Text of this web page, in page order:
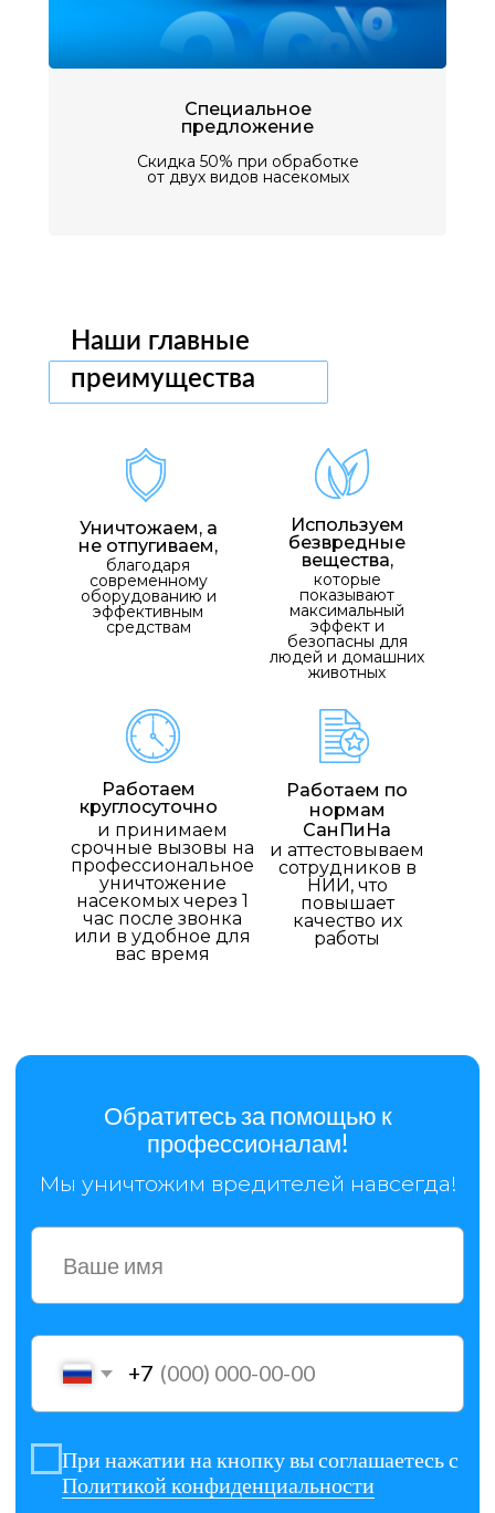
Специальное
предложение
Скидка 50% при обработке
от двух видов насекомых
Наши главные
преимущества
Уничтожаем, а
не отпугиваем,
Используем
безвредные
вещества,
Работаем
круглосуточно
Работаем по
нормам
СанПиНа
благодаря
современному
оборудованию и
эффективным
средствам
которые
показывают
максимальный
эффект и
безопасны для
людей и домашних
животных
и принимаем
срочные вызовы на
профессиональное
уничтожение
насекомых через 1
час после звонка
или в удобное для
вас время
и аттестовываем
сотрудников в
НИИ, что
повышает
качество их
работы